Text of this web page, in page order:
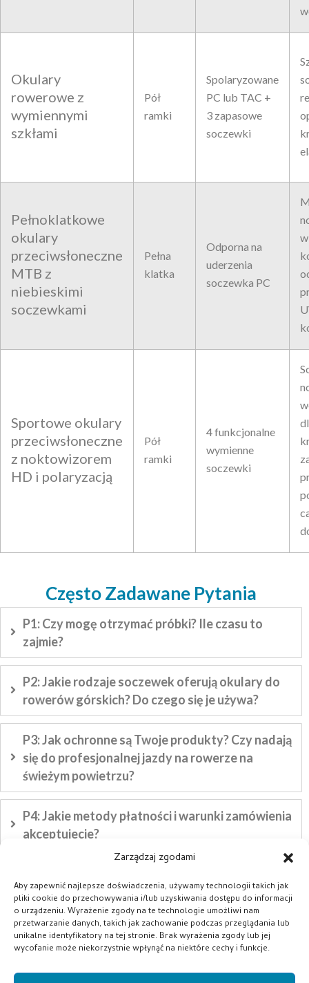
Zarządzaj zgodami
Aby zapewnić najlepsze doświadczenia, używamy technologii takich jak
pliki cookie do przechowywania i/lub uzyskiwania dostępu do informacji
o urządzeniu. Wyrażenie zgody na te technologie umożliwi nam
przetwarzanie danych, takich jak zachowanie podczas przeglądania lub
unikalne identyfikatory na tej stronie. Brak wyrażenia zgody lub jej
wycofanie może niekorzystnie wpłynąć na niektóre cechy i funkcje.
Okulary
rowerowe z
wymiennymi
szkłami
Pół
ramki
Spolaryzowane
PC lub TAC +
3 zapasowe
soczewki
Pełnoklatkowe
okulary
przeciwsłoneczne
MTB z
niebieskimi
soczewkami
Pełna
klatka
Odporna na
uderzenia
soczewka PC
Sportowe okulary
przeciwsłoneczne
z noktowizorem
HD i polaryzacją
Pół
ramki
4 funkcjonalne
wymienne
soczewki
Często Zadawane Pytania
P1: Czy mogę otrzymać próbki? Ile czasu to
zajmie?
P2: Jakie rodzaje soczewek oferują okulary do
rowerów górskich? Do czego się je używa?
P3: Jak ochronne są Twoje produkty? Czy nadają
się do profesjonalnej jazdy na rowerze na
świeżym powietrzu?
P4: Jakie metody płatności i warunki zamówienia
akceptujecie?
przeciwsłonecznych? Czy pozostaną stabilne
podczas długich przejażdżek?